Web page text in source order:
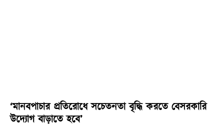
‘মানবপাচার প্রতিরোধে সচেতনতা বৃদ্ধি করতে বেসরকারি
উদ্যোগ বাড়াতে হবে’